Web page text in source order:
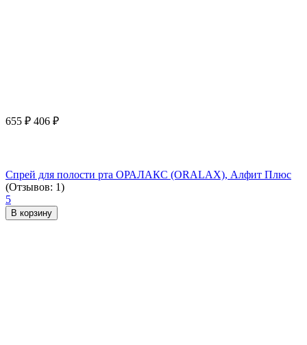
655 ₽ 406 ₽
Спрей для полости рта ОРАЛАКС (ORALAX), Алфит Плюс
(Отзывов: 1)
5
В корзину